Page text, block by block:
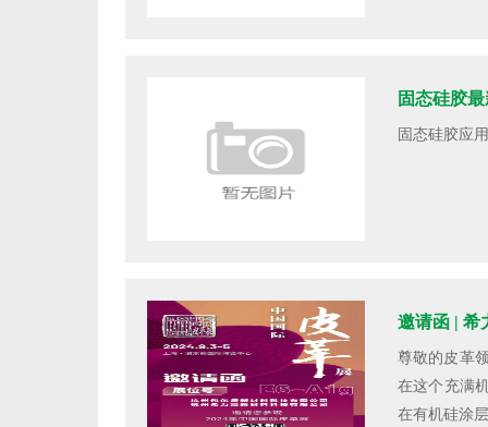
固态硅胶
固态硅胶应
邀请函 | 希
尊敬的皮革
在这个充满
在有机硅涂